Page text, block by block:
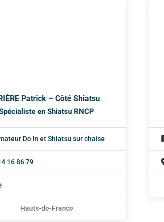
Patrick – Côté Shiatsu
en Shiatsu RNCP
Do In etShiatsu sur chaise
16 86 79
Hauts-de-France